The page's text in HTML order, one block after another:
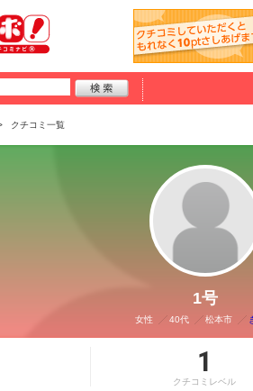
クチコミ一覧
1号
女性 40代 松本市
1
クチコミレベル